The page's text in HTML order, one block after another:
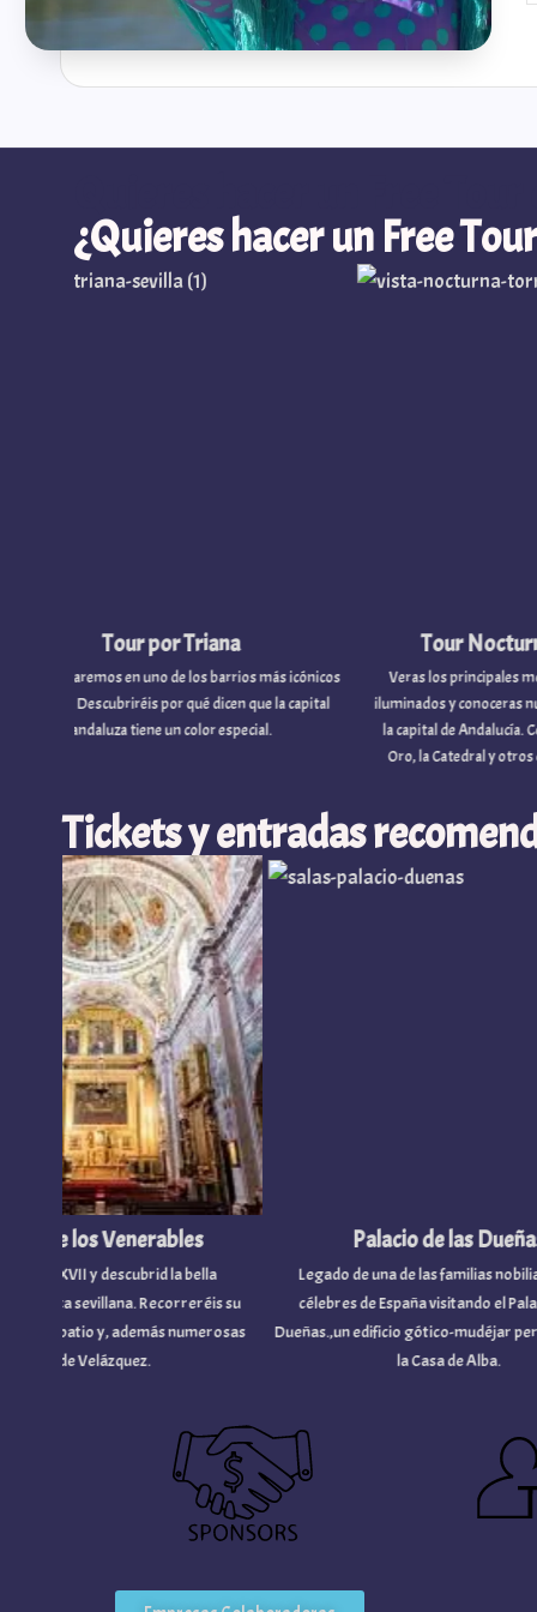
¿Quieres hacer un Free
Tour Nocturno por
Veras los principales monumentos
iluminados y conoceras numerosas
la capital de Andalucía.
Oro, la Catedral y otros edificios al
Tour por Triana
en uno de los barrios más icónicos
por qué dicen que la capital
tiene un color especial.
Tickets y entradas
Palacio de las Dueñas
Legado de una de las familias
célebres de España visitando el Palacio
Dueñas.,un edificio gótico-mudéjar
la Casa de Alba.
de los Venerables
XVII y descubrid la bella
sevillana. Recorreréis su
el patio y, además numerosas
de Velázquez.